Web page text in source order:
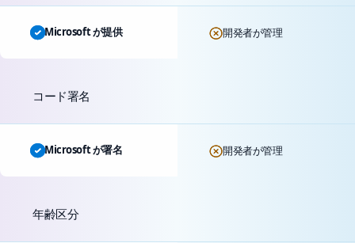
Microsoft が提供 開発者が管理
コード署名
Microsoft が署名 開発者が管理
年齢区分